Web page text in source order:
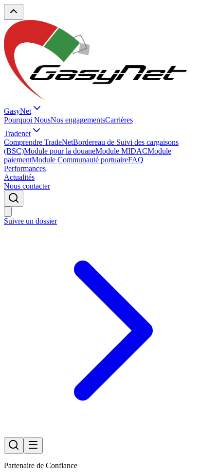
GasyNet
Pourquoi NousNos engagementsCarrières
Tradenet
Comprendre TradeNetBordereau de Suivi des cargaisons
(BSC)Module pour la douaneModule MIDACModule
paiementModule Communauté portuaireFAQ
Performances
Actualités
Nous contacter
Suivre un dossier
Partenaire de Confiance